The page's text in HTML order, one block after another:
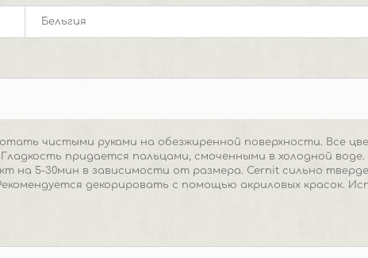
Бельгия
чистыми руками на обезжиренной поверхности. Все
придается пальцами, смоченными в холодной воде.
на 5-30мин в зависимости от размера. Cernit сильно
декорировать с помощью акриловых красок.